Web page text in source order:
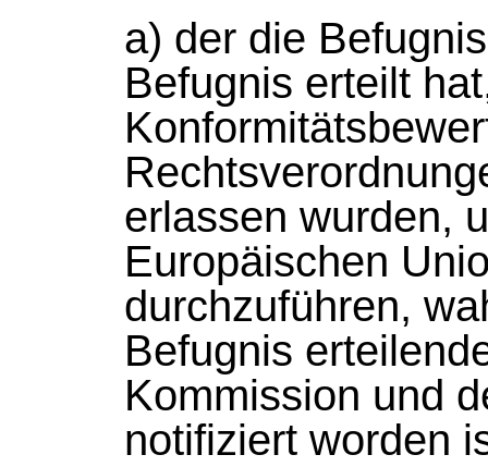
a) der die
Befugnis erteilt
erlassen wurden,
Europäischen
durchzuführen,
Befugnis
Kommission und
notifiziert worden